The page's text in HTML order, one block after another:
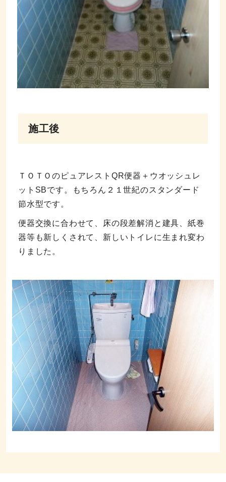
施工後
ＴＯＴＯのピュアレストQR便器＋ウオッシュレ
ットSBです。もちろん２１世紀のスタンダード
節水型です。
便器交換に合わせて、床の段差解消と建具、紙巻
器等も新しくされて、新しいトイレに生まれ変わ
りました。